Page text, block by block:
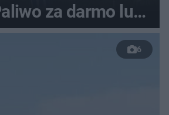
za darmo lub
50 %!"
6